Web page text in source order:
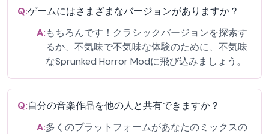
Q:ゲームにはさまざまなバージョンがありますか？
A:もちろんです！クラシックバージョンを探索す
るか、不気味で不気味な体験のために、不気味
なSprunked Horror Modに飛び込みましょう。
Q:自分の音楽作品を他の人と共有できますか？
A:多くのプラットフォームがあなたのミックスの